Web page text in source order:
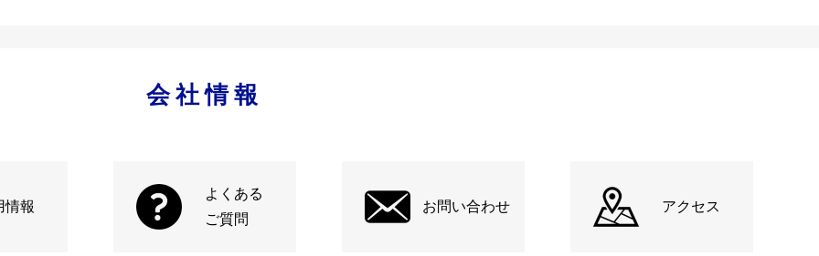
会社情報
情報
よくある
ご質問
お問い合わせ アクセス